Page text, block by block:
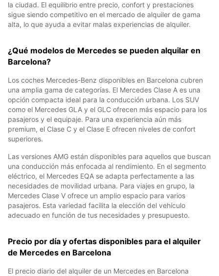
la ciudad. El equilibrio entre precio, confort y prestaciones
sigue siendo competitivo en el mercado de alquiler de gama
alta, lo que ayuda a evitar malas experiencias de alquiler.
¿Qué modelos de Mercedes se pueden alquilar en
Barcelona?
Los coches Mercedes-Benz disponibles en Barcelona cubren
una amplia gama de categorías. El Mercedes Clase A es una
opción compacta ideal para la conducción urbana. Los SUV
como el Mercedes GLA y el GLC ofrecen más espacio para los
pasajeros y el equipaje. Para una experiencia aún más
premium, el Clase C y el Clase E ofrecen niveles de confort
superiores.
Las versiones AMG están disponibles para aquellos que buscan
una conducción más enfocada al rendimiento. En el segmento
eléctrico, el Mercedes EQA se adapta perfectamente a las
necesidades de movilidad urbana. Para viajes en grupo, la
Mercedes Clase V ofrece un amplio espacio para varios
pasajeros. Esta variedad facilita la elección del vehículo
adecuado en función de tus necesidades y presupuesto.
Precio por día y ofertas disponibles para el alquiler
de Mercedes en Barcelona
El precio diario del alquiler de un Mercedes en Barcelona